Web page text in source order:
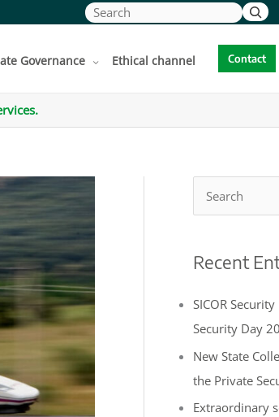
Search
Governance Ethical channel Contact
e
r
h
b
y
:
Recent
SICOR
Security Day
New State
the Private
Extraordinary